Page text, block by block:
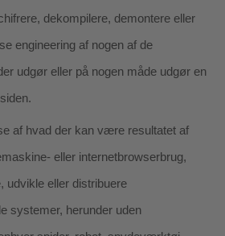
dekompilere, demontere eller
engineering af nogen af de
udgør eller på nogen måde udgør en
af hvad der kan være resultatet af
eller internetbrowserbrug,
udvikle eller distribuere
systemer, herunder uden